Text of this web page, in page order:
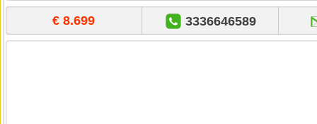
€ 8.699 3336646589